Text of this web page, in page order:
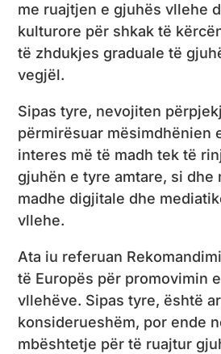
me ruajtjen e gjuhës vllehe
kulturore për shkak të
të zhdukjes graduale të
vegjël.
Sipas tyre, nevojiten
përmirësuar mësimdhënien
interes më të madh tek të
gjuhën e tyre amtare, si dhe
madhe digjitale dhe
vllehe.
Ata iu referuan
të Europës për promovimin
vllehëve. Sipas tyre, është
konsiderueshëm, por ende
mbështetje për të ruajtur